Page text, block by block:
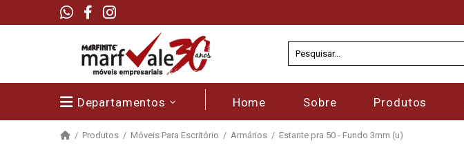
Departamentos Home Sobre Produtos
Produtos Móveis Para Escritório Armários Estante pra 50 - Fundo 3mm (u)